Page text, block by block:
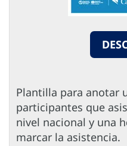
Plantilla para anotar
participantes que
nivel nacional y una
marcar la asistencia.